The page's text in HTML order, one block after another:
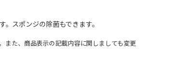
スポンジの除菌もできます。
た、商品表示の記載内容に関しましても変更